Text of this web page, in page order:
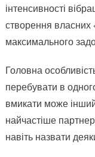
інтенсивності
створення власних
максимального
Головна
перебувати в
вмикати може
найчастіше
навіть назвати